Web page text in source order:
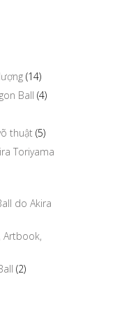
(14)
Ball (4)
thuật (5)
Toriyama
do Akira
Artbook,
(2)